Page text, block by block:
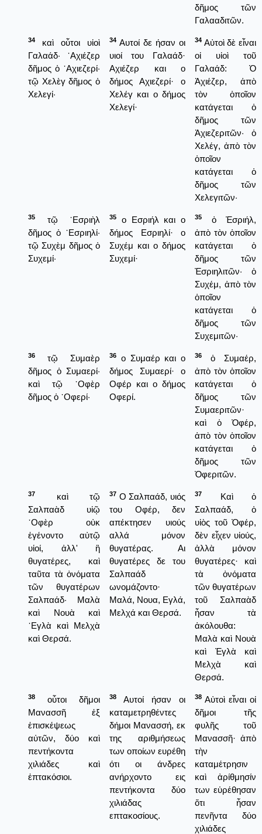
δῆμος τῶν
Γαλααδιτῶν.
34
καὶ οὗτοι υἱοὶ
Γαλαάδ· ᾿Αχιέζερ
δῆμος ὁ ᾿Αχιεζερί·
τῷ Χελὲγ δῆμος ὁ
Χελεγί·
34 Αυτοί δε ήσαν οι
υιοί του Γαλαάδ·
Αχιέζερ και ο
δήμος Αχιεζερί· ο
Χελέγ και ο δήμος
Χελεγί·
34 Αὐτοὶ δὲ εἶναι
οἱ υἱοὶ τοῦ
Γαλαάδ: Ὁ
Ἀχιέζερ, ἀπὸ
τὸν ὁποῖον
κατάγεται ὁ
δῆμος τῶν
Ἀχιεζεριτῶν· ὁ
Χελέγ, ἀπὸ τὸν
ὁποῖον
κατάγεται ὁ
δῆμος τῶν
Χελεγιτῶν·
35
τῷ ᾿Εσριὴλ
δῆμος ὁ ᾿Εσριηλί·
τῷ Συχὲμ δῆμος ὁ
Συχεμί·
35
ο Εσριήλ και ο
δήμος Εσριηλί· ο
Συχέμ και ο δήμος
Συχεμί·
35
ὀ Ἐσριήλ,
ἀπὸ τὸν ὁποῖον
κατάγεται ὁ
δῆμος τῶν
Ἐσριηλιτῶν· ὁ
Συχέμ, ἀπὸ τὸν
ὁποῖον
κατάγεται ὁ
δῆμος τῶν
Συχεμιτῶν·
36
τῷ Συμαὲρ
δῆμος ὁ Συμαερί·
καὶ τῷ ᾿Οφὲρ
δῆμος ὁ ᾿Οφερί·
36
ο Συμαέρ και ο
δήμος Συμαερί· ο
Οφέρ και ο δήμος
Οφερί.
36
ὁ Συμαέρ,
ἀπὸ τὸν ὁποῖον
κατάγεται ὁ
δῆμος τῶν
Συμαεριτῶν·
καὶ ὁ Ὀφέρ,
ἀπὸ τὸν ὁποῖον
κατάγεται ὁ
δῆμος τῶν
Ὀφεριτῶν.
37
καὶ τῷ
Σαλπαὰδ υἱῷ
᾿Οφὲρ οὐκ
ἐγένοντο αὐτῷ
υἱοί, ἀλλ' ἢ
θυγατέρες, καὶ
ταῦτα τὰ ὀνόματα
τῶν θυγατέρων
Σαλπαάδ· Μαλὰ
καὶ Νουὰ καὶ
᾿Εγλὰ καὶ Μελχὰ
καὶ Θερσά.
37 Ο Σαλπαάδ, υιός
του Οφέρ, δεν
απέκτησεν υιούς
αλλά μόνον
θυγατέρας. Αι
θυγατέρες δε του
Σαλπαάδ
ωνομάζοντο·
Μαλά, Νουα, Εγλά,
Μελχά και Θερσά.
37
Καὶ ὁ
Σαλπαάδ, ὁ
υἱὸς τοῦ Ὀφέρ,
δὲν εἶχεν υἱούς,
ἀλλὰ μόνον
θυγατέρες· καὶ
τὰ ὀνόματα
τῶν θυγατέρων
τοῦ Σαλπαὰδ
ἦσαν τὰ
ἀκόλουθα:
Μαλὰ καὶ Νουὰ
καὶ Ἐγλὰ καὶ
Μελχὰ καὶ
Θερσά.
38
οὗτοι δῆμοι
Μανασσῆ ἐξ
ἐπισκέψεως
αὐτῶν, δύο καὶ
πεντήκοντα
χιλιάδες καὶ
ἑπτακόσιοι.
38
Αυτοί ήσαν οι
καταμετρηθέντες
δήμοι Μανασσή, εκ
της αριθμήσεως
των οποίων ευρέθη
ότι οι άνδρες
ανήρχοντο εις
πεντήκοντα δύο
χιλιάδας
επτακοσίους.
38 Αὐτοὶ εἶναι οἰ
δῆμοι τῆς
φυλῆς τοῦ
Μανασσῆ· ἀπὸ
τὴν
καταμέτρησιν
καὶ ἀρίθμησίν
των εὑρέθησαν
ὅτι ἦσαν
πενῆντα δύο
χιλιάδες